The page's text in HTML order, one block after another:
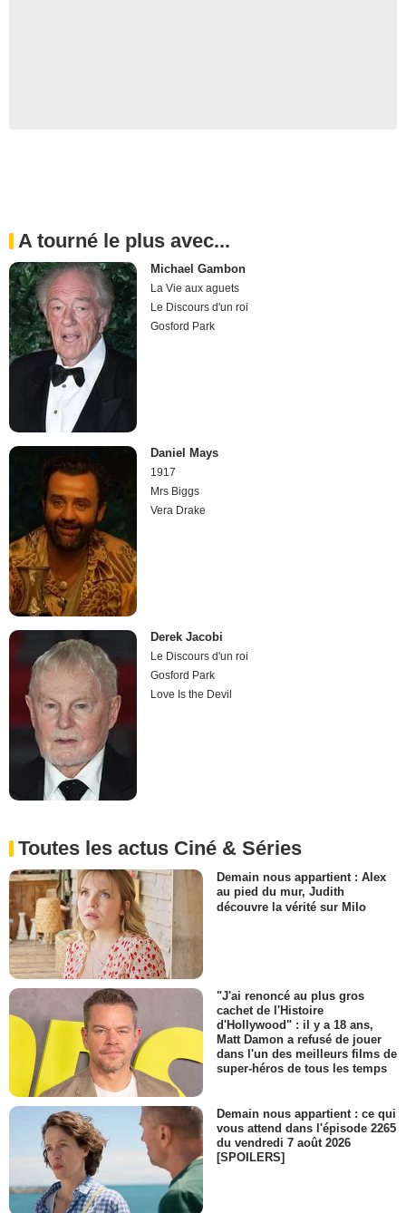
A tourné le plus avec...
Michael Gambon
La Vie aux aguets
Le Discours d'un roi
Gosford Park
Daniel Mays
1917
Mrs Biggs
Vera Drake
Derek Jacobi
Le Discours d'un roi
Gosford Park
Love Is the Devil
Toutes les actus Ciné & Séries
Demain nous appartient : Alex
au pied du mur, Judith
découvre la vérité sur Milo
"J'ai renoncé au plus gros
cachet de l'Histoire
d'Hollywood" : il y a 18 ans,
Matt Damon a refusé de jouer
dans l'un des meilleurs films de
super-héros de tous les temps
Demain nous appartient : ce qui
vous attend dans l'épisode 2265
du vendredi 7 août 2026
[SPOILERS]